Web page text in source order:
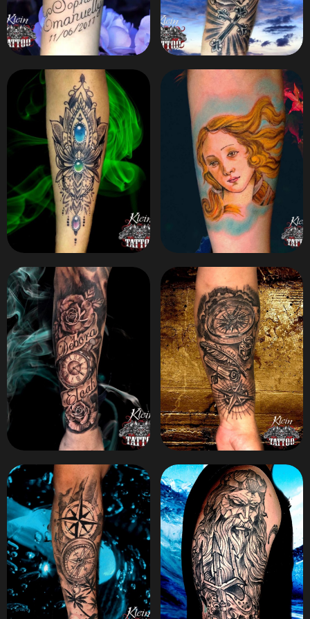
ZOOM ZOOM
ZOOM ZOOM
ZOOM ZOOM